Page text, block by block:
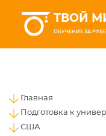
ТВОЙ
ОБУЧЕНИЕ ЗА
Главная
Подготовка к
США